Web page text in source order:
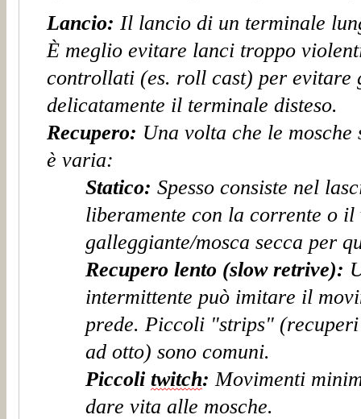
Lancio: Il lancio di un terminale
È meglio evitare lanci troppo
controllati (es. roll cast) per evitare
delicatamente il terminale disteso.
Recupero: Una volta che le
è varia:
Statico: Spesso consiste nel
liberamente con la corrente o
galleggiante/mosca secca per
Recupero lento (slow retrive):
intermittente può imitare il
prede. Piccoli "strips"
ad otto) sono comuni.
Piccoli twitch: Movimenti
dare vita alle mosche.